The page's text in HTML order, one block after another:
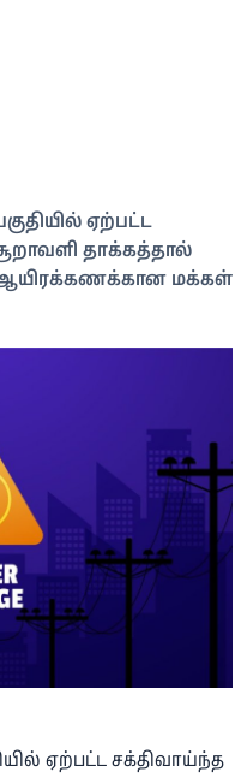
ஏற்பட்ட
தாக்கத்தால்
ஆயிரக்கணக்கான மக்கள்
ஏற்பட்ட சக்திவாய்ந்த